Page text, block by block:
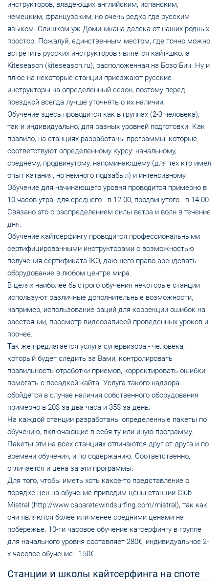
инструкторов, владеющих английским, испанским,
немецким, французским, но очень редко где русским
языком. Слишком уж Доминикана далека от наших родных
простор. Пожалуй, единственным местом, где точно можно
встретить русских инструкторов является кайт-школа
Kiteseason (kiteseason.ru), расположенная на Бозо Бич. Ну и
плюс на некоторые станции приезжают русские
инструкторы на определенный сезон, поэтому перед
поездкой всегда лучше уточнять о их наличии.
Обучение здесь проводится как в группах (2-3 человека),
так и индивидуально, для разных уровней подготовки. Как
правило, на станциях разработаны программы, которые
соответствуют определенному курсу: начальному,
среднему, продвинутому, напоминающему (для тех кто имел
опыт катания, но немного подзабыл) и интенсивному.
Обучение для начинающего уровня проводится примерно в
10 часов утра, для среднего - в 12.00, продвинутого - в 14.00.
Связано это с распределением силы ветра и волн в течение
дня.
Обучение кайтсерфингу проводится профессиональными
сертифицированными инструкторами с возможностью
получения сертификата IKO, дающего право арендовать
оборудование в любом центре мира.
В целях наиболее быстрого обучения некоторые станции
используют различные дополнительные возможности,
например, использование раций для коррекции ошибок на
расстоянии, просмотр видеозаписей проведенных уроков и
прочее.
Так же предлагается услуга супервизора - человека,
который будет следить за Вами, контролировать
правильность отработки приемов, корректировать ошибки,
помогать с посадкой кайта. Услуга такого надзора
обойдется в случае наличия собственного оборудования
примерно в 20$ за два часа и 35$ за день.
На каждой станции разработаны определенные пакеты по
обучению, включающие в себя ту или иную программу.
Пакеты эти на всех станциях отличаются друг от друга и по
времени обучения, и по содержанию. Соответственно,
отличается и цена за эти программы.
Для того, чтобы иметь хоть какое-то представление о
порядке цен на обучение приводим цены станции Club
Mistral (http://www.cabaretewindsurfing.com/mistral), так как
они являются более или менее средними ценами на
побережье. 10-ти часовое обучение катсерфингу в группе
для начального уровня составляет 280€, индивидуальное 2-
х часовое обучение - 150€.
Станции и школы кайтсерфинга на споте